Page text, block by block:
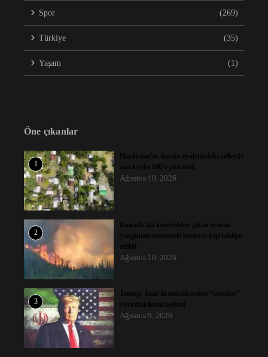
Spor (269)
Türkiye (35)
Yaşam (1)
Öne çıkanlar
1
Hindistan’ın Assam eyaletindeki sellerde
can kaybı 100’e yükseldi
Ağustos 10, 2026
2
Kanada’da kontrolden çıkan orman
yangınları nedeniyle binlerce kişi tahliye
edildi
Ağustos 10, 2026
3
Trump, İran’la müzakereleri “sessizce”
yürüttüklerini belirtti
Ağustos 9, 2026